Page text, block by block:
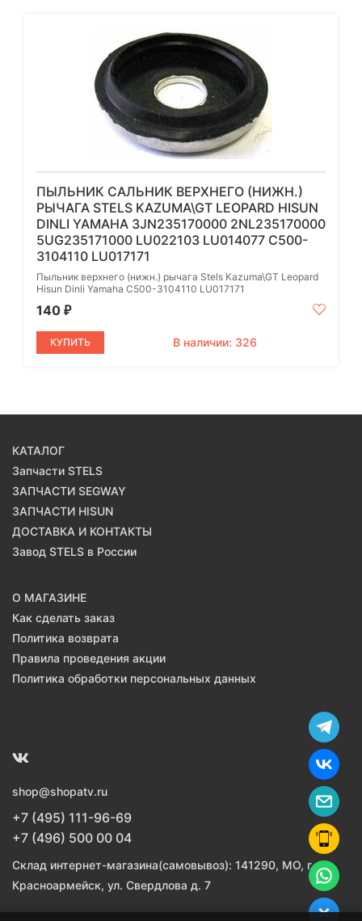
ПЫЛЬНИК САЛЬНИК ВЕРХНЕГО (НИЖН.)
РЫЧАГА STELS KAZUMA\GT LEOPARD HISUN
DINLI YAMAHA 3JN235170000 2NL235170000
5UG235171000 LU022103 LU014077 C500-
3104110 LU017171
Пыльник верхнего (нижн.) рычага Stels Kazuma\GT Leopard
Hisun Dinli Yamaha C500-3104110 LU017171
140 ₽
КУПИТЬ В наличии: 326
КАТАЛОГ
Запчасти STELS
ЗАПЧАСТИ SEGWAY
ЗАПЧАСТИ HISUN
ДОСТАВКА И КОНТАКТЫ
Завод STELS в России
О МАГАЗИНЕ
Как сделать заказ
Политика возврата
Правила проведения акции
Политика обработки персональных данных
shop@shopatv.ru
+7 (495) 111-96-69
+7 (496) 500 00 04
Склад интернет-магазина(самовывоз): 141290, МО, г.
Красноармейск, ул. Свердлова д. 7